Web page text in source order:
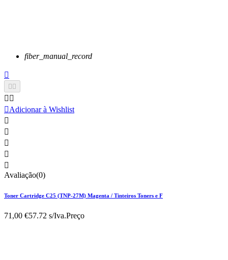
fiber_manual_record

 
 
Adicionar à Wishlist





Avaliação(0)
Toner Cartridge C25 (TNP-27M) Magenta / Tinteiros Toners e F
71,00 €57.72 s/Iva.Preço